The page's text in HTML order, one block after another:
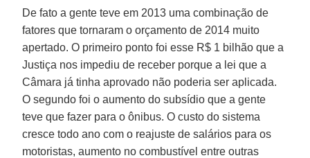
De fato a gente teve em 2013 uma combinação de
fatores que tornaram o orçamento de 2014 muito
apertado. O primeiro ponto foi esse R$ 1 bilhão que a
Justiça nos impediu de receber por­que a lei que a
Câmara já tinha aprovado não poderia ser aplicada.
O segundo foi o aumento do subsídio que a gente
teve que fazer para o ônibus. O custo do sis­tema
cresce todo ano com o reajuste de salários para os
motoristas, aumento no combustível entre outras